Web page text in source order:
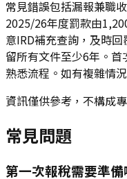
常見錯誤包括漏報兼職
2025/26年度罰款由
意IRD補充查詢，及時
留所有文件至少6年。
熟悉流程。如有複雜情
資訊僅供參考，不構成
常見問題
第一次報稅需要準